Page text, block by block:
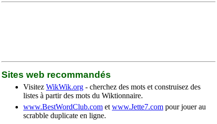
Sites web recommandés
Visitez WikWik.org - cherchez des mots et construisez des
listes à partir des mots du Wiktionnaire.
www.BestWordClub.com et www.Jette7.com pour jouer au
scrabble duplicate en ligne.